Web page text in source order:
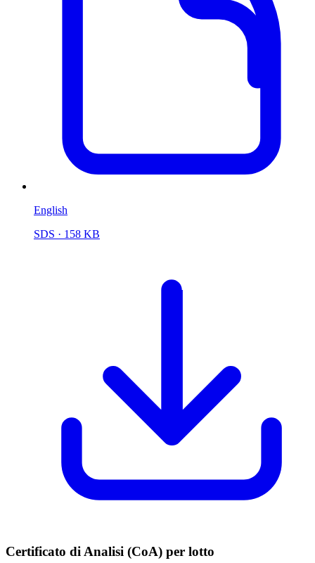
English
SDS · 158 KB
Certificato di Analisi (CoA) per lotto